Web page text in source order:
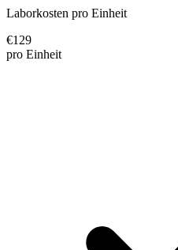
Laborkosten pro Einheit
€129
pro Einheit